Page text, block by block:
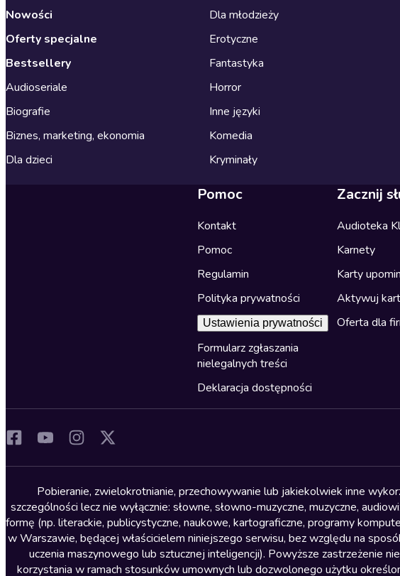
Nowości
Oferty specjalne
Bestsellery
Audioseriale
Biografie
Biznes, marketing, ekonomia
Dla dzieci
Dla młodzieży
Erotyczne
Fantastyka
Horror
Inne języki
Komedia
Kryminały
Pomoc
Kontakt
Pomoc
Regulamin
Polityka prywatności
Ustawienia prywatności
Formularz zgłaszania
nielegalnych treści
Deklaracja dostępności
Zacznij
Audioteka
Karnety
Karty
Aktywuj
Oferta dla
Pobieranie, zwielokrotnianie, przechowywanie lub jakiekolwiek inne
szczególności lecz nie wyłącznie: słowne, słowno-muzyczne, muzyczne,
formę (np. literackie, publicystyczne, naukowe, kartograficzne, programy
w Warszawie, będącej właścicielem niniejszego serwisu, bez względu na
uczenia maszynowego lub sztucznej inteligencji). Powyższe zastrzeżenie
korzystania w ramach stosunków umownych lub dozwolonego użytku